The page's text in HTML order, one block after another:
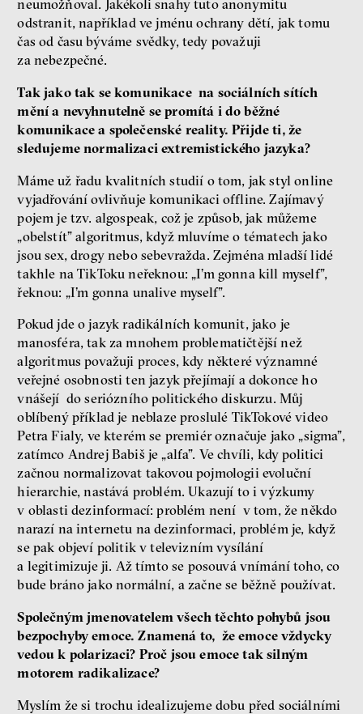
neumožňoval. Jakékoli snahy tuto anonymitu
odstranit, například ve jménu ochrany dětí, jak tomu
čas od času býváme svědky, tedy považuji
za nebezpečné.
Tak jako tak se komunikace na sociálních sítích
mění a nevyhnutelně se promítá i do běžné
komunikace a společenské reality. Přijde ti, že
sledujeme normalizaci extremistického jazyka?
Máme už řadu kvalitních studií o tom, jak styl online
vyjadřování ovlivňuje komunikaci offline. Zajímavý
pojem je tzv. algospeak, což je způsob, jak můžeme
„obelstít” algoritmus, když mluvíme o tématech jako
jsou sex, drogy nebo sebevražda. Zejména mladší lidé
takhle na TikToku neřeknou: „I’m gonna kill myself”,
řeknou: „I’m gonna unalive myself”.
Pokud jde o jazyk radikálních komunit, jako je
manosféra, tak za mnohem problematičtější než
algoritmus považuji proces, kdy některé významné
veřejné osobnosti ten jazyk přejímají a dokonce ho
vnášejí do seriózního politického diskurzu. Můj
oblíbený příklad je neblaze proslulé TikTokové video
Petra Fialy, ve kterém se premiér označuje jako „sigma”,
zatímco Andrej Babiš je „alfa”. Ve chvíli, kdy politici
začnou normalizovat takovou pojmologii evoluční
hierarchie, nastává problém. Ukazují to i výzkumy
v oblasti dezinformací: problém není v tom, že někdo
narazí na internetu na dezinformaci, problém je, když
se pak objeví politik v televizním vysílání
a legitimizuje ji. Až tímto se posouvá vnímání toho, co
bude bráno jako normální, a začne se běžně používat.
Společným jmenovatelem všech těchto pohybů jsou
bezpochyby emoce. Znamená to, že emoce vždycky
vedou k polarizaci? Proč jsou emoce tak silným
motorem radikalizace?
Myslím že si trochu idealizujeme dobu před sociálními